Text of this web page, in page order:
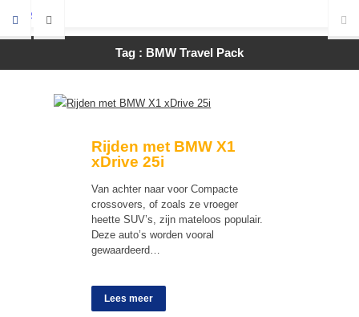
Tag : BMW Travel Pack
Rijden met BMW X1
xDrive 25i
Van achter naar voor Compacte
crossovers, of zoals ze vroeger
heette SUV’s, zijn mateloos populair.
Deze auto’s worden vooral
gewaardeerd…
Lees meer